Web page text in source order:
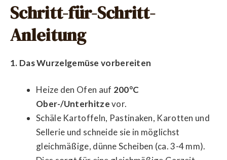
Schritt-für-Schritt-
Anleitung
1. Das Wurzelgemüse vorbereiten
Heize den Ofen auf 200°C
Ober-/Unterhitzevor.
Schäle Kartoffeln, Pastinaken, Karotten und
Sellerie und schneide sie in möglichst
gleichmäßige, dünne Scheiben (ca. 3-4 mm).